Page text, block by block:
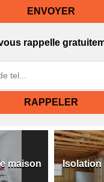
rappelle
maison
Isolation